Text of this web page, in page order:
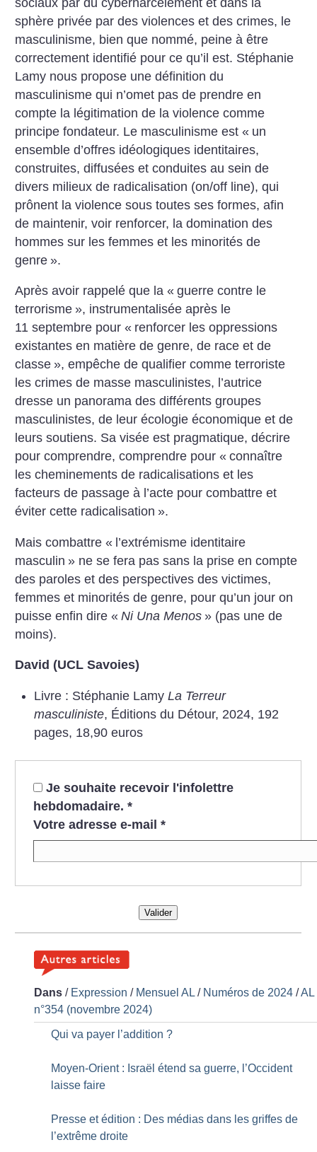
sphère privée par des violences et des crimes, le
masculinisme, bien que nommé, peine à être
correctement identifié pour ce qu’il est. Stéphanie
Lamy nous propose une définition du
masculinisme qui n’omet pas de prendre en
compte la légitimation de la violence comme
principe fondateur. Le masculinisme est « un
ensemble d’offres idéologiques identitaires,
construites, diffusées et conduites au sein de
divers milieux de radicalisation (on/off line), qui
prônent la violence sous toutes ses formes, afin
de maintenir, voir renforcer, la domination des
hommes sur les femmes et les minorités de
genre ».
Après avoir rappelé que la « guerre contre le
terrorisme », instrumentalisée après le
11 septembre pour « renforcer les oppressions
existantes en matière de genre, de race et de
classe », empêche de qualifier comme terroriste
les crimes de masse masculinistes, l’autrice
dresse un panorama des différents groupes
masculinistes, de leur écologie économique et de
leurs soutiens. Sa visée est pragmatique, décrire
pour comprendre, comprendre pour « connaître
les cheminements de radicalisations et les
facteurs de passage à l’acte pour combattre et
éviter cette radicalisation ».
Mais combattre « l’extrémisme identitaire
masculin » ne se fera pas sans la prise en compte
des paroles et des perspectives des victimes,
femmes et minorités de genre, pour qu’un jour on
puisse enfin dire « Ni Una Menos » (pas une de
moins).
David (UCL Savoies)
Livre : Stéphanie Lamy La Terreur
masculiniste, Éditions du Détour, 2024, 192
pages, 18,90 euros
Je souhaite recevoir l'infolettre
hebdomadaire. *
Votre adresse e-mail *
Valider
Dans / Expression / Mensuel AL / Numéros de 2024 /AL
n°354 (novembre 2024)
Qui va payer l’addition ?
Moyen-Orient : Israël étend sa guerre, l’Occident
laisse faire
Presse et édition : Des médias dans les griffes de
l’extrême droite